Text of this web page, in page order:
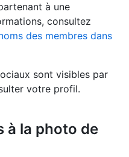
à une
consultez
des membres dans
sont visibles par
votre profil.
à la photo de